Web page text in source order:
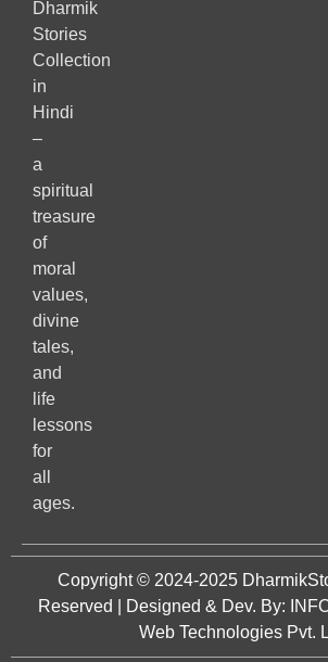
Dharmik
Stories
Collection
in
Hindi
–
a
spiritual
treasure
of
moral
values,
divine
tales,
and
life
lessons
for
all
ages.
Copyright © 2024-2025
Reserved | Designed & Dev. By:
Web Technologies Pvt.